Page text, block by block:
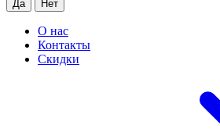
О нас
Контакты
Скидки